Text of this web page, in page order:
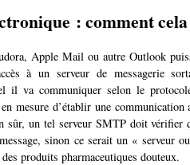
: comment
Apple Mail ou autre Outlook
à un serveur de messagerie
il va communiquer selon le
mesure d’établir une communication
sûr, un tel serveur SMTP doit vérifier
sinon ce serait un « serveur
produits pharmaceutiques douteux.